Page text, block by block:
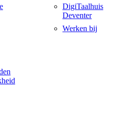
DigiTaalhuis
Deventer
Werken bij